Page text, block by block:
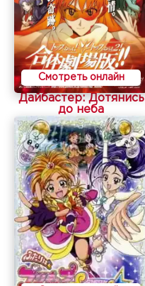
Смотреть онлайн
Дайбастер: Дотянись
до неба